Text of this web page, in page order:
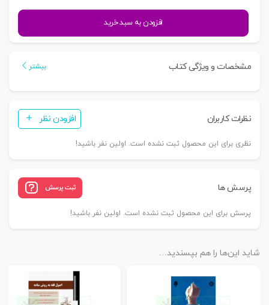
نکات
کلیدی
تجارت
افزودن به سبد خرید
مشخصات و ویژگی کتاب بیشتر
نظرات کاربران افزودن نظر
نظری برای این محصول ثبت نشده است. اولین نفر باشید!
پرسش ها ثبت پرسش
پرسش برای این محصول ثبت نشده است. اولین نفر باشید!
شاید این‌ها را هم بپسندید…